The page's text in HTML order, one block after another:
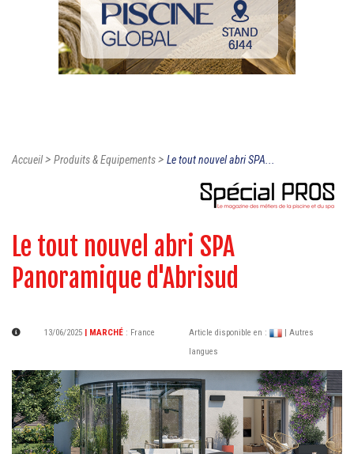
Accueil> Produits & Equipements> Le tout nouvel abri SPA...
Le tout nouvel abri SPA
Panoramique d'Abrisud
13/06/2025 | MARCHÉ : France Article disponible en :
| Autres
langues